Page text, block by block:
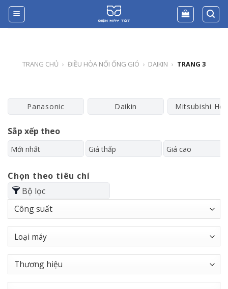
Skip
content
TRANG CHỦ › ĐIỀU HÒA NỐI ỐNG GIÓ › DAIKIN › TRANG 3
Panasonic Daikin Mitsubishi
Sắp xếp theo
Mới nhất Giá thấp Giá cao
Chọn theo tiêu chí
Bộ lọc